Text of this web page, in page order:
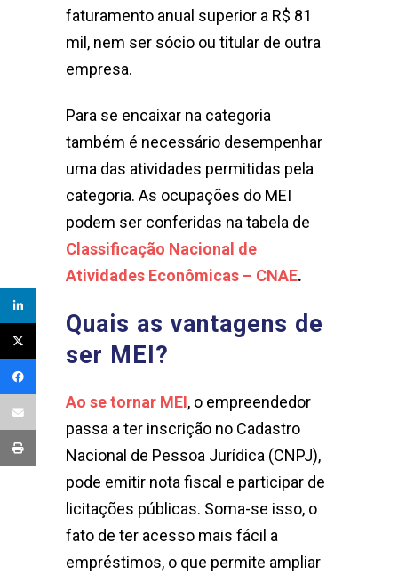
faturamento anual superior a R$ 81
mil, nem ser sócio ou titular de outra
empresa.
Para se encaixar na categoria
também é necessário desempenhar
uma das atividades permitidas pela
categoria. As ocupações do MEI
podem ser conferidas na tabela de
Classificação Nacional de
Atividades Econômicas – CNAE.
Quais as vantagens de
ser MEI?
Ao se tornar MEI, o empreendedor
passa a ter inscrição no Cadastro
Nacional de Pessoa Jurídica (CNPJ),
pode emitir nota fiscal e participar de
licitações públicas. Soma-se isso, o
fato de ter acesso mais fácil a
empréstimos, o que permite ampliar